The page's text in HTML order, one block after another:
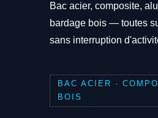
Bac acier, composite,
bardage bois — toutes
sans interruption
BAC ACIER ·
BOIS